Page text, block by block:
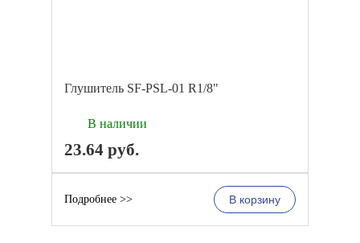
Глушитель SF-PSL-01 R1/8"
В наличии
23.64 руб.
В корзину
Подробнее >>